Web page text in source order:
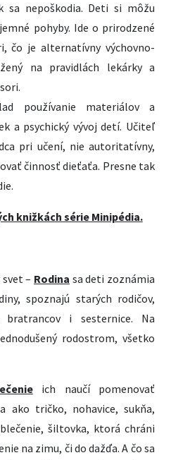
sa nepoškodia. Deti si môžu
pohyby. Ide o prirodzené
čo je alternatívny výchovno-
na pravidlách lekárky a
používanie materiálov a
a psychický vývoj detí. Učiteľ
pri učení, nie autoritatívny,
činnosť dieťaťa. Presne tak
knižkách série Minipédia.
– Rodina sa deti zoznámia
spoznajú starých rodičov,
i sesternice. Na
rodostrom, všetko
ich naučí pomenovať
ako tričko, nohavice, sukňa,
šiltovka, ktorá chráni
na zimu, či do dažďa. A čo sa